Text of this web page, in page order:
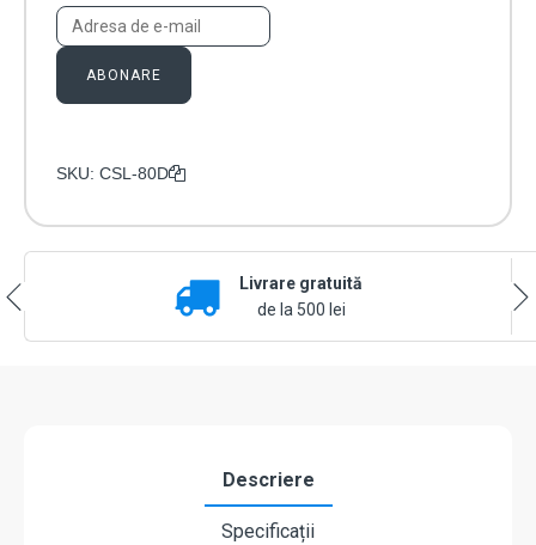
ABONARE
SKU: CSL-80D
Livrare gratuită
de la 500 lei
Descriere
Specificații